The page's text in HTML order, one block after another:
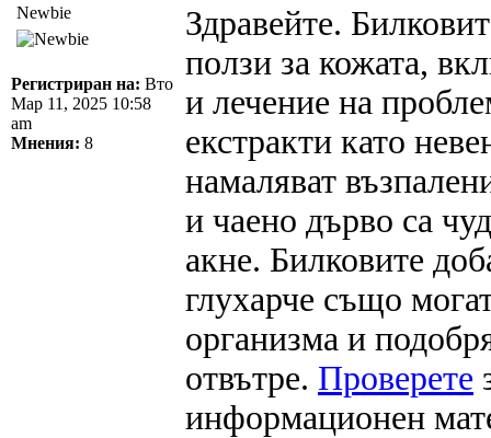
Newbie
Регистриран на: Вто
Мар 11, 2025 10:58
am
Мнения: 8
Здравейте.
ползи за кожата,
и лечение на
екстракти като
намаляват
и чаено дърво са
акне. Билковите
глухарче също
организма и
отвътре. Проверете
информационен